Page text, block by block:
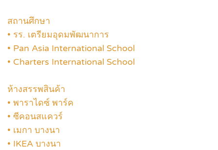
สถานศึกษา
• รร. เตรียมอุดมพัฒนาการ
• Pan Asia International School
• Charters International School
ห้างสรรพสินค้า
• พาราไดซ์ พาร์ค
• ซีคอนสแควร์
• เมกา บางนา
• IKEA บางนา